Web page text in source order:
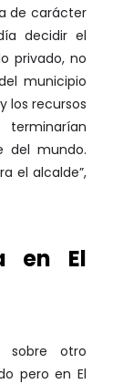
de carácter
decidir el
privado, no
municipio
los recursos
del mundo.
el alcalde”,
en El
sobre otro
pero en El